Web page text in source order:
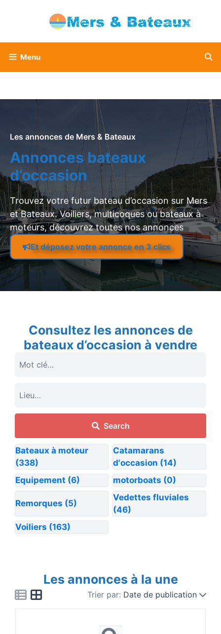
Menu
Les annonces de Mers & Bateaux
Annonces bateaux
d’occasion
Trouvez votre futur bateau d’occasion sur Mers
et Bateaux. Voiliers, multicoques ou bateaux à
moteurs, découvrez toutes nos annonces
Et déposez votre annonce en 3 clics
Consultez les annonces de
bateaux d’occasion à vendre
Search
Bateaux à moteur
(338)
Catamarans
d'occasion (14)
Equipement (6) motorboats (0)
Remorques (5)
Vedettes fluviales
(46)
Voiliers (163)
Les annonces à la une
Trier par: Date de publication